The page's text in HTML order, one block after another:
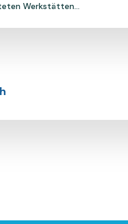
Werkstätten...